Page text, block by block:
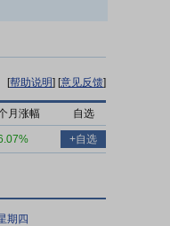
[帮助说明] [意见反馈]
月涨幅 自选
+自选
期四